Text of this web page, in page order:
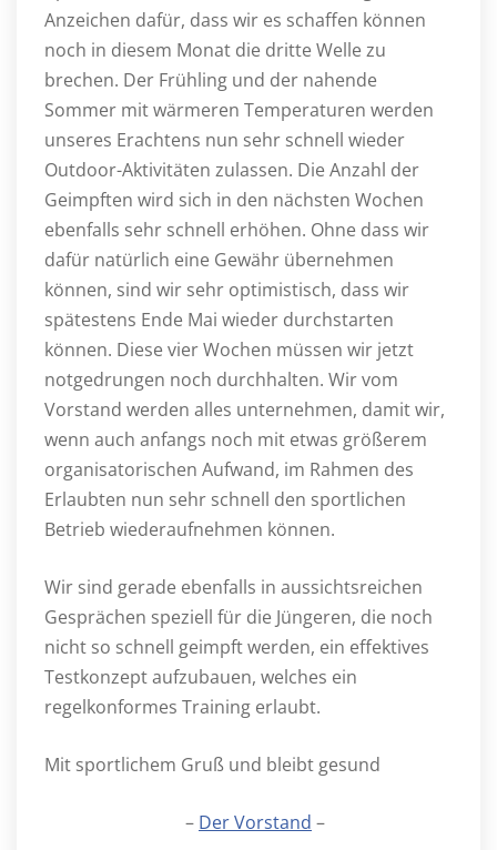
Anzeichen dafür, dass wir es schaffen können
noch in diesem Monat die dritte Welle zu
brechen. Der Frühling und der nahende
Sommer mit wärmeren Temperaturen werden
unseres Erachtens nun sehr schnell wieder
Outdoor-Aktivitäten zulassen. Die Anzahl der
Geimpften wird sich in den nächsten Wochen
ebenfalls sehr schnell erhöhen. Ohne dass wir
dafür natürlich eine Gewähr übernehmen
können, sind wir sehr optimistisch, dass wir
spätestens Ende Mai wieder durchstarten
können. Diese vier Wochen müssen wir jetzt
notgedrungen noch durchhalten. Wir vom
Vorstand werden alles unternehmen, damit wir,
wenn auch anfangs noch mit etwas größerem
organisatorischen Aufwand, im Rahmen des
Erlaubten nun sehr schnell den sportlichen
Betrieb wiederaufnehmen können.
Wir sind gerade ebenfalls in aussichtsreichen
Gesprächen speziell für die Jüngeren, die noch
nicht so schnell geimpft werden, ein effektives
Testkonzept aufzubauen, welches ein
regelkonformes Training erlaubt.
Mit sportlichem Gruß und bleibt gesund
– Der Vorstand –